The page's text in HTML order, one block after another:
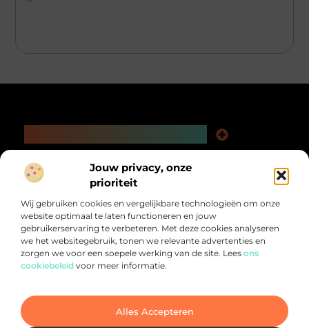
Jouw privacy, onze
prioriteit
Wij gebruiken cookies en vergelijkbare technologieën om onze
website optimaal te laten functioneren en jouw
gebruikerservaring te verbeteren. Met deze cookies analyseren
we het websitegebruik, tonen we relevante advertenties en
zorgen we voor een soepele werking van de site. Lees ons
cookiebeleid voor meer informatie.
Alles Accepteren
@2025 All Right Reserved.
Design by
Bericht categorie